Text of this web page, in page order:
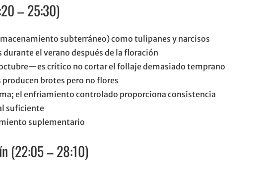
– 25:30)
subterráneo) como tulipanes y narcisos
el verano después de la floración
crítico no cortar el follaje demasiado temprano
brotes pero no flores
el enfriamiento controlado proporciona consistencia
suficiente
suplementario
(22:05 – 28:10)